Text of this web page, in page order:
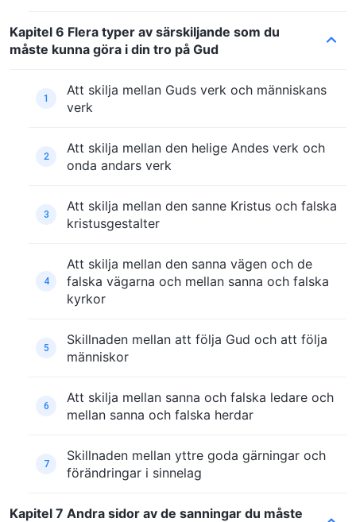
Kapitel 6 Flera typer av särskiljande som du
måste kunna göra i din tro på Gud
1
Att skilja mellan Guds verk och människans
verk
2
Att skilja mellan den helige Andes verk och
onda andars verk
3
Att skilja mellan den sanne Kristus och falska
kristusgestalter
4
Att skilja mellan den sanna vägen och de
falska vägarna och mellan sanna och falska
kyrkor
5
Skillnaden mellan att följa Gud och att följa
människor
6
Att skilja mellan sanna och falska ledare och
mellan sanna och falska herdar
7
Skillnaden mellan yttre goda gärningar och
förändringar i sinnelag
Kapitel 7 Andra sidor av de sanningar du måste